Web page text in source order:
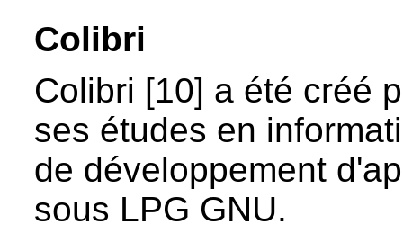
Colibri
Colibri [10] a été créé
ses études en
de développement
sous LPG GNU.